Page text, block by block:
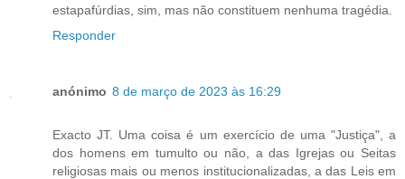
estapafúrdias, sim, mas não constituem nenhuma tragédia.
Responder
anónimo 8 de março de 2023 às 16:29
Exacto JT. Uma coisa é um exercício de uma "Justiça", a
dos homens em tumulto ou não, a das Igrejas ou Seitas
religiosas mais ou menos institucionalizadas, a das Leis em